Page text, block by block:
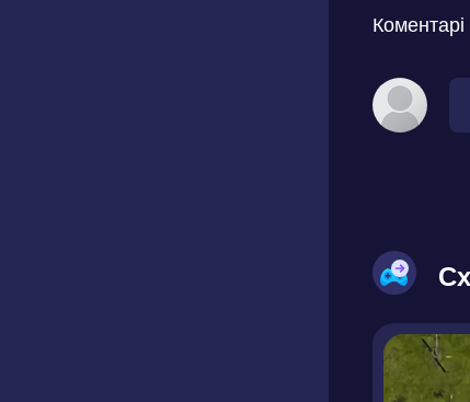
Коментарі